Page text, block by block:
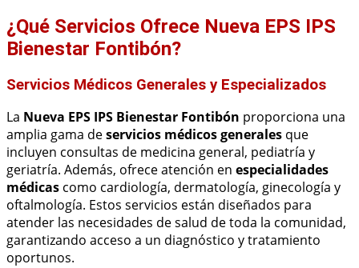
¿Qué Servicios Ofrece Nueva EPS IPS
Bienestar Fontibón?
Servicios Médicos Generales y Especializados
La Nueva EPS IPS Bienestar Fontibón proporciona una
amplia gama deservicios médicos generales que
incluyen consultas de medicina general, pediatría y
geriatría. Además, ofrece atención en especialidades
médicas como cardiología, dermatología, ginecología y
oftalmología. Estos servicios están diseñados para
atender las necesidades de salud de toda la comunidad,
garantizando acceso a un diagnóstico y tratamiento
oportunos.